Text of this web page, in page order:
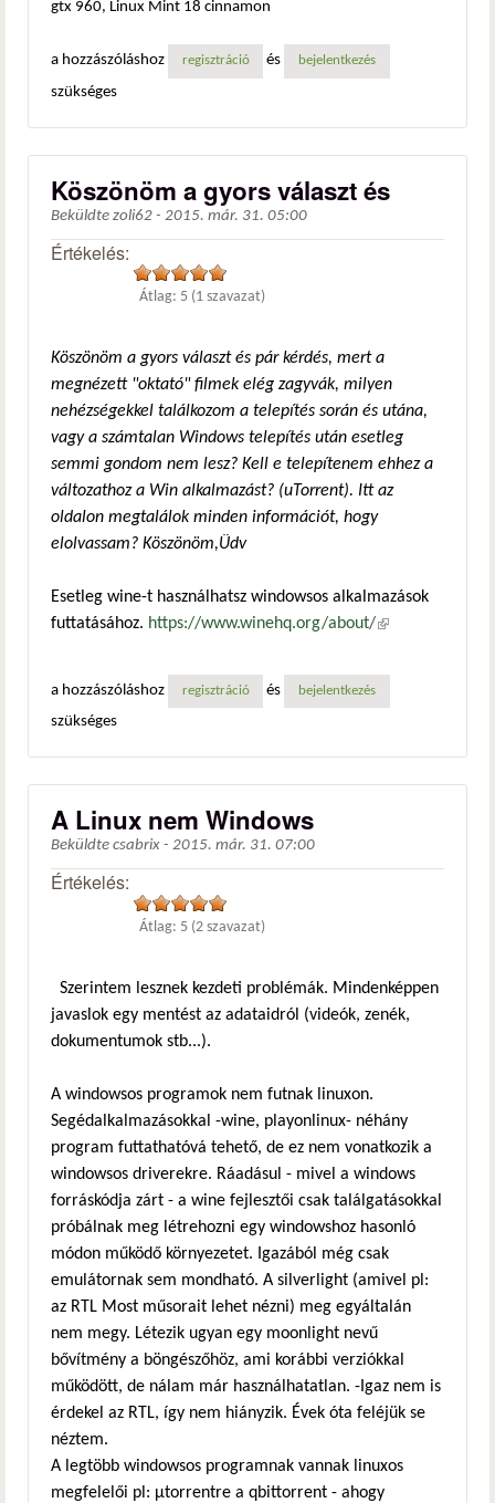
gtx 960, Linux Mint 18 cinnamon
a hozzászóláshoz regisztráció és bejelentkezés
szükséges
Köszönöm a gyors választ és
Beküldte zoli62 - 2015. már. 31. 05:00
Értékelés:
Átlag: 5 (1 szavazat)
Köszönöm a gyors választ és pár kérdés, mert a
megnézett "oktató" filmek elég zagyvák, milyen
nehézségekkel találkozom a telepítés során és utána,
vagy a számtalan Windows telepítés után esetleg
semmi gondom nem lesz? Kell e telepítenem ehhez a
változathoz a Win alkalmazást? (uTorrent). Itt az
oldalon megtalálok minden információt, hogy
elolvassam? Köszönöm,Üdv
Esetleg wine-t használhatsz windowsos alkalmazások
futtatásához. https://www.winehq.org/about/(külső
a hozzászóláshoz regisztráció és bejelentkezés
szükséges
A Linux nem Windows
Beküldte csabrix - 2015. már. 31. 07:00
Értékelés:
Átlag: 5 (2 szavazat)
Szerintem lesznek kezdeti problémák. Mindenképpen
javaslok egy mentést az adataidról (videók, zenék,
dokumentumok stb...).
A windowsos programok nem futnak linuxon.
Segédalkalmazásokkal -wine, playonlinux- néhány
program futtathatóvá tehető, de ez nem vonatkozik a
windowsos driverekre. Ráadásul - mivel a windows
forráskódja zárt - a wine fejlesztői csak találgatásokkal
próbálnak meg létrehozni egy windowshoz hasonló
módon működő környezetet. Igazából még csak
emulátornak sem mondható. A silverlight (amivel pl:
az RTL Most műsorait lehet nézni) meg egyáltalán
nem megy. Létezik ugyan egy moonlight nevű
bővítmény a böngészőhöz, ami korábbi verziókkal
működött, de nálam már használhatatlan. -Igaz nem is
érdekel az RTL, így nem hiányzik. Évek óta feléjük se
néztem.
A legtöbb windowsos programnak vannak linuxos
megfelelői pl: μtorrentre a qbittorrent - ahogy